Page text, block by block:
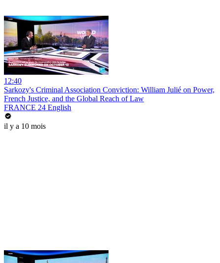
12:40
Sarkozy's Criminal Association Conviction: William Julié on Power,
French Justice, and the Global Reach of Law
FRANCE 24 English
il y a 10 mois